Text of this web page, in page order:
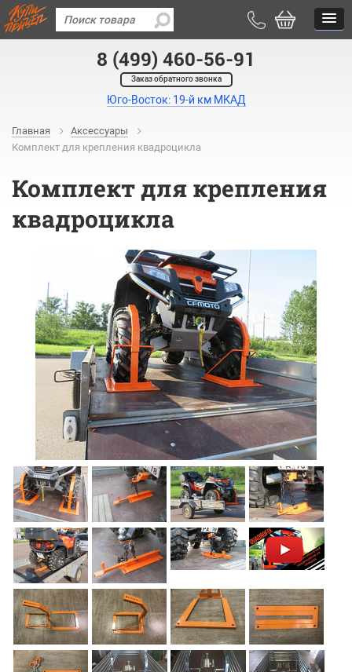
8 (499) 460-56-91
Заказ обратного звонка
Юго-Восток: 19-й км МКАД
Главная
Аксессуары
Комплект для крепления квадроцикла
Комплект для крепления
квадроцикла